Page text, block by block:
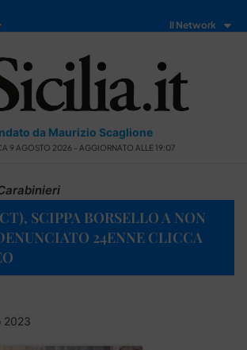
Il Network
da Maurizio Scaglione
9 AGOSTO 2026 - AGGIORNATO ALLE 19:07
SCIPPA BORSELLO A NON
24ENNE CLICCA
2023